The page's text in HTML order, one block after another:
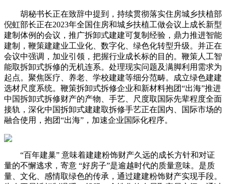
胡秘书长正在致辞中提到，持续贯彻落实住房城乡扶植部
倪虹部长正在2023年全国住房和城乡扶植工做会议上成长新型
建制体例的会议，推广拆卸式建建可复制经验，鼎力推进智能
建制，鞭策建建业工业化、数字化、绿色化转型升级。并正在
会议中强调，加业引领，把握行业成长标的目的。鞭策人工智
能取拆卸式拆修的无机连系。处理现实问题及满脚利用需求为
起点。聚焦医疗、养老、学校建建等细分范畴。成立绿色建建
选材尺度系统。鞭策拆卸式拆修企业和新材料抱团“出海”推进
中国拆卸式拆修财产的产物、手艺、尺度取国际先辈程度全面
接轨，深化中国拆卸式建建取拆修手艺正在国内、国际市场的
融合使用，抱团“出海”，加速企业国际化程序。
“百年建巢” 意味着建建粉饰财产久远的成长方针和对证
量的不懈逃求，寄意 “好房子”是逾越时代的质量意味。是质
量、文化、感情取绿色的传承，通过建建粉饰财产实现手段。